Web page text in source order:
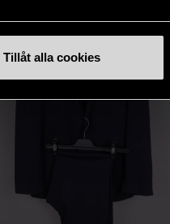
Tillåt alla cookies